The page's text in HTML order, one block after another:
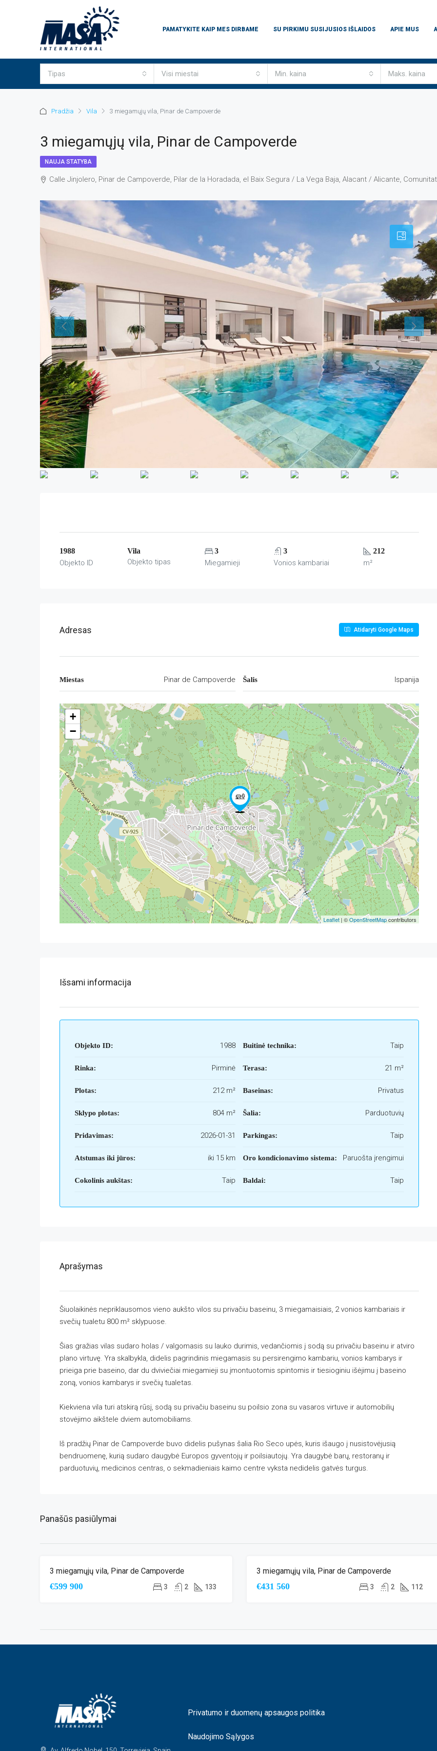
PAMATYKITE KAIP MES DIRBAME SU PIRKIMU SUSIJUSIOS IŠLAIDOS APIE MUS
Tipas Visi miestai Min. kaina Maks. kaina
Pradžia Vila 3 miegamųjų vila, Pinar de Campoverde
3 miegamųjų vila, Pinar de Campoverde
NAUJA STATYBA
Calle Jinjolero, Pinar de Campoverde, Pilar de la Horadada, el Baix Segura / La Vega Baja, Alacant / Alicante,
1988
Objekto ID
Vila
Objekto tipas
3
Miegamieji
3
Vonios kambariai
212
m²
Adresas Atidaryti Google Maps
Miestas Pinar de Campoverde Šalis Ispanija
+
−
Leaflet | ©OpenStreetMapcontributors
Išsami informacija
Objekto ID: 1988
Rinka: Pirminė
Plotas: 212 m²
Sklypo plotas: 804 m²
Pridavimas: 2026-01-31
Atstumas iki jūros: iki 15 km
Cokolinis aukštas: Taip
Buitinė technika: Taip
Terasa: 21 m²
Baseinas: Privatus
Šalia: Parduotuvių
Parkingas: Taip
Oro kondicionavimo sistema: Paruošta įrengimui
Baldai: Taip
Aprašymas
Šiuolaikinės nepriklausomos vieno aukšto vilos su privačiu baseinu, 3 miegamaisiais, 2 vonios kambariais ir
svečių tualetu 800 m² sklypuose.
Šias gražias vilas sudaro holas / valgomasis su lauko durimis, vedančiomis į sodą su privačiu baseinu ir atviro
plano virtuvę. Yra skalbykla, didelis pagrindinis miegamasis su persirengimo kambariu, vonios kambarys ir
prieiga prie baseino, dar du dviviečiai miegamieji su įmontuotomis spintomis ir tiesioginiu išėjimu į baseino
zoną, vonios kambarys ir svečių tualetas.
Kiekviena vila turi atskirą rūsį, sodą su privačiu baseinu su poilsio zona su vasaros virtuve ir automobilių
stovėjimo aikštele dviem automobiliams.
Iš pradžių Pinar de Campoverde buvo didelis pušynas šalia Rio Seco upės, kuris išaugo į nusistovėjusią
bendruomenę, kurią sudaro daugybė Europos gyventojų ir poilsiautojų. Yra daugybė barų, restoranų ir
parduotuvių, medicinos centras, o sekmadieniais kaimo centre vyksta nedidelis gatvės turgus.
Panašūs pasiūlymai
NAUJA STATYBA
3 miegamųjų vila, Pinar de Campoverde
€599 900 3 2 133
NAUJA STATYBA
3 miegamųjų vila, Pinar de Campoverde
€431 560 3 2 112
Privatumo ir duomenų apsaugos politika
Naudojimo Sąlygos